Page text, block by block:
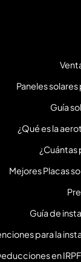
Paneles
Guía
¿Qué es la
¿Cuántas
Mejores Placas
Guía de
para la
en